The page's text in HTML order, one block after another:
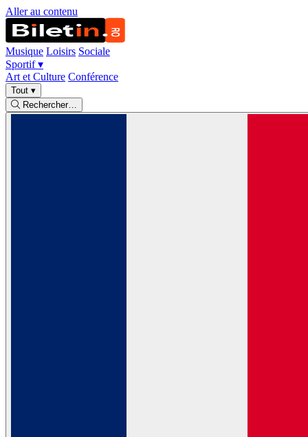
Aller au contenu
Musique Loisirs Sociale
Sportif▾
Art et Culture Conférence
Tout ▾
Rechercher…